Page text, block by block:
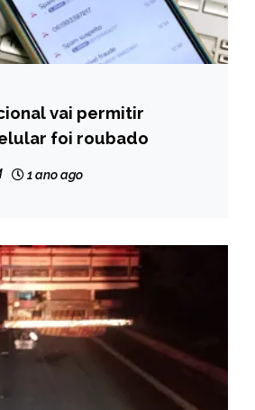
vai permitir
foi roubado
1 ano ago